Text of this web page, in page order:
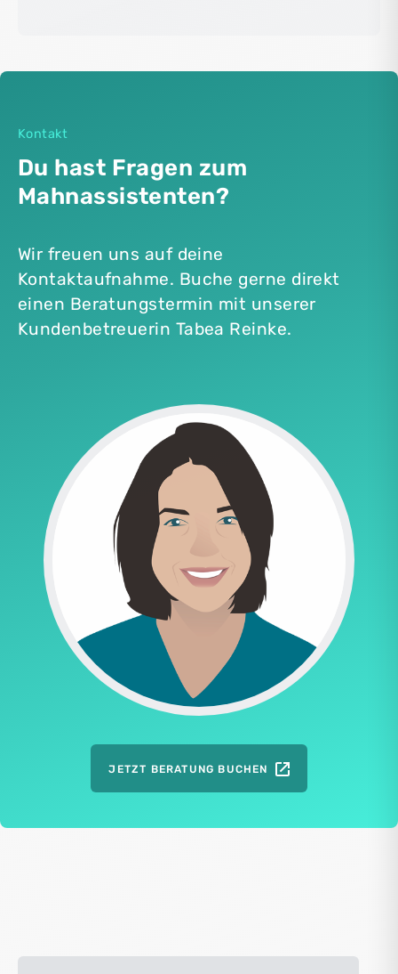
mehrere Mahnungen gleichzeitig
für einen effizienteren
Abrechnungsprozess.
Kontakt
Du hast Fragen zum
Mahnassistenten?
Wir freuen uns auf deine
Kontaktaufnahme. Buche gerne direkt
einen Beratungstermin mit unserer
Kundenbetreuerin Tabea Reinke.
JETZT BERATUNG BUCHEN